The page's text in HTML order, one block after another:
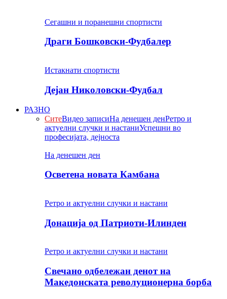
Сегашни и поранешни спортисти
Драги Бошковски-Фудбалер
Истакнати спортисти
Дејан Николовски-Фудбал
РАЗНО
СитеВидео записиНа денешен денРетро и
актуелни случки и настаниУспешни во
професијата, дејноста
На денешен ден
Осветена новата Камбана
Ретро и актуелни случки и настани
Донација од Патриоти-Илинден
Ретро и актуелни случки и настани
Свечано одбележан денот на
Македонската револуционерна борба